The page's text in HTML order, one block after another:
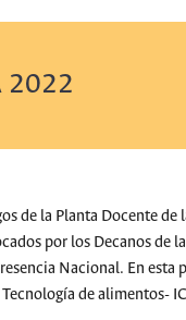
2022
de la Planta Docente
por los Decanos de
Nacional. En esta
de alimentos-